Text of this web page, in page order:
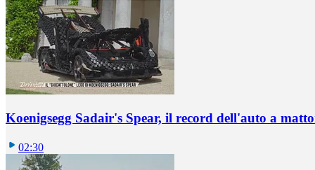
Koenigsegg Sadair's Spear, il record dell'auto a
02:30